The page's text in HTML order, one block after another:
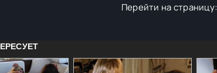
Перейти на страницу: